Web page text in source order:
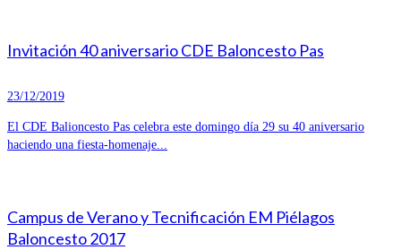
Invitación 40 aniversario CDE Baloncesto Pas
23/12/2019
El CDE Balioncesto Pas celebra este domingo día 29 su 40 aniversario
haciendo una fiesta-homenaje...
Campus de Verano y Tecnificación EM Piélagos
Baloncesto 2017